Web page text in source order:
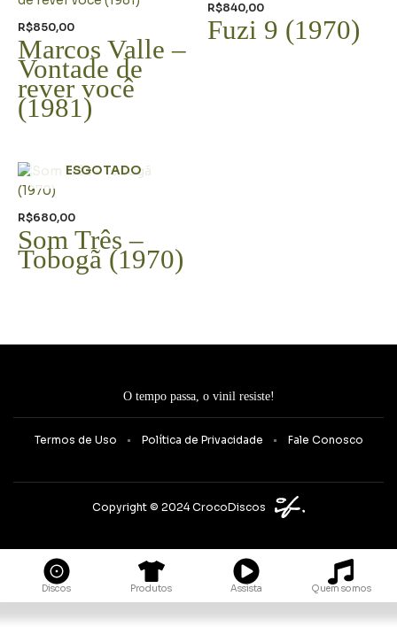
R$850,00
Marcos Valle –
Vontade de
rever você
(1981)
R$840,00
Fuzi 9 (1970)
ESGOTADO
R$680,00
Som Três –
Tobogã (1970)
O tempo passa, o vinil resiste!
Termos de Uso Política de Privacidade Fale Conosco
Copyright © 2024 CrocoDiscos
Discos Produtos Assista Quem somos